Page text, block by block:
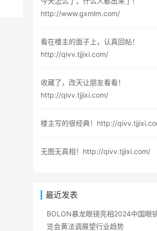
http://www.gxmlm.com/
看在楼主的面子上，认真回帖！
http://qivv.tjjixi.com/
收藏了，改天让朋友看看！
http://qivv.tjjixi.com/
楼主写的很经典！http://
无图无真相！http://qivv.tjjixi.com/
最近发表
BOLON暴龙眼镜亮相2024中国眼
览会黄法调展望行业趋势